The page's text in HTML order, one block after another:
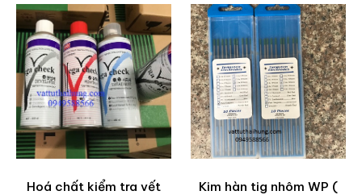
Hoá chất kiểm tra vết
Kim hàn tig nhôm WP (